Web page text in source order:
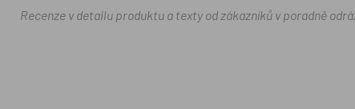
Recenze v detailu produktu a texty od zákazníků v poradně